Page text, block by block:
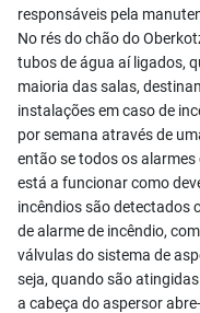
responsáveis pela
No rés do chão do
tubos de água aí ligados,
maioria das salas,
instalações em caso de
por semana através de
então se todos os
está a funcionar como
incêndios são detectados
de alarme de incêndio,
válvulas do sistema de
seja, quando são
a cabeça do aspersor